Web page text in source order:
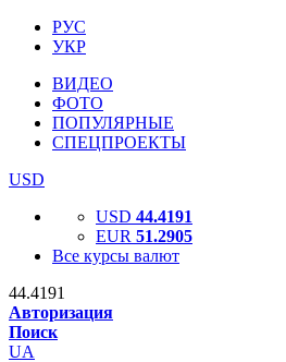
РУС
УКР
ВИДЕО
ФОТО
ПОПУЛЯРНЫЕ
СПЕЦПРОЕКТЫ
USD
USD 44.4191
EUR 51.2905
Все курсы валют
44.4191
Авторизация
Поиск
UA